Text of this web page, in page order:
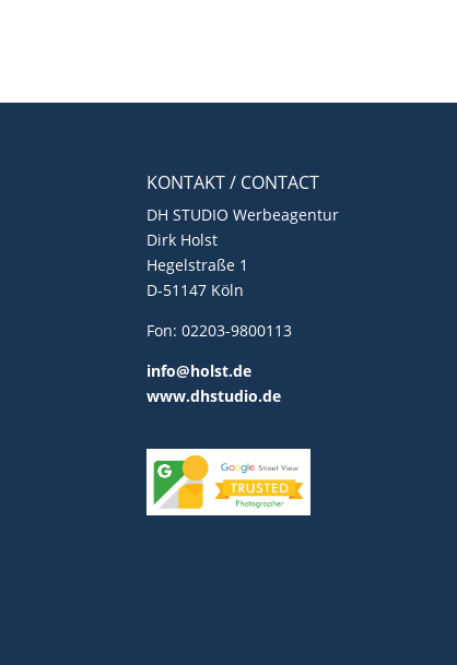
KONTAKT / CONTACT
DH STUDIO Werbeagentur
Dirk Holst
Hegelstraße 1
D-51147 Köln
Fon: 02203-9800113
info@holst.de
www.dhstudio.de